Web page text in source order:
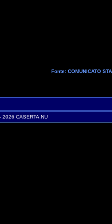
Fonte: COMUNICATO
2026 CASERTA.NU